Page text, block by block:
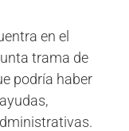
en el
trama de
podría haber